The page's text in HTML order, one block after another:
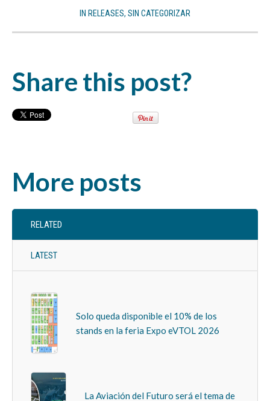
IN RELEASES, SIN CATEGORIZAR
Share this post?
More posts
RELATED
LATEST
Solo queda disponible el 10% de los
stands en la feria Expo eVTOL 2026
La Aviación del Futuro será el tema de